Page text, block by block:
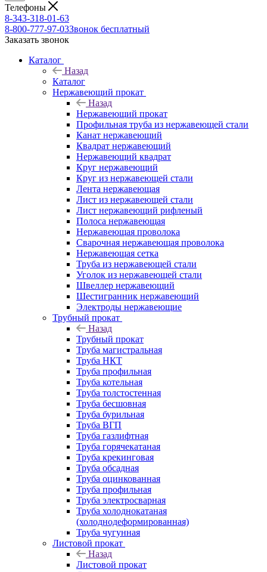
Телефоны
8-343-318-01-63
8-800-777-97-03Звонок бесплатный
Заказать звонок
Каталог
Назад
Каталог
Нержавеющий прокат
Назад
Нержавеющий прокат
Профильная труба из нержавеющей стали
Канат нержавеющий
Квадрат нержавеющий
Нержавеющий квадрат
Круг нержавеющий
Круг из нержавеющей стали
Лента нержавеющая
Лист из нержавеющей стали
Лист нержавеющий рифленый
Полоса нержавеющая
Нержавеющая проволока
Сварочная нержавеющая проволока
Нержавеющая сетка
Труба из нержавеющей стали
Уголок из нержавеющей стали
Швеллер нержавеющий
Шестигранник нержавеющий
Электроды нержавеющие
Трубный прокат
Назад
Трубный прокат
Труба магистральная
Труба НКТ
Труба профильная
Труба котельная
Труба толстостенная
Труба бесшовная
Труба бурильная
Труба ВГП
Труба газлифтная
Труба горячекатаная
Труба крекинговая
Труба обсадная
Труба оцинкованная
Труба профильная
Труба электросварная
Труба холоднокатаная
(холоднодеформированная)
Труба чугунная
Листовой прокат
Назад
Листовой прокат